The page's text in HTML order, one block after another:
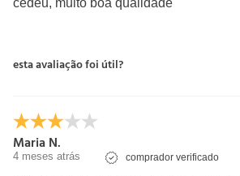
cedeu, muito boa qualidade
esta avaliação foi útil?
Maria N.
4 meses atrás comprador verificado